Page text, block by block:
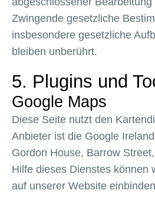
Zwingende gesetzliche
insbesondere gesetzliche
bleiben unberührt.
5. Plugins und
Google Maps
Diese Seite nutzt den
Anbieter ist die Google
Gordon House, Barrow
Hilfe dieses Dienstes können
auf unserer Website